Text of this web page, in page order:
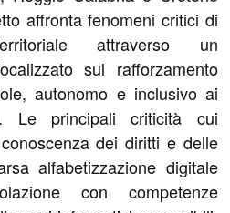
affronta fenomeni critici di
attraverso un
sul rafforzamento
autonomo e inclusivo ai
Le principali criticità cui
dei diritti e delle
alfabetizzazione digitale
con competenze